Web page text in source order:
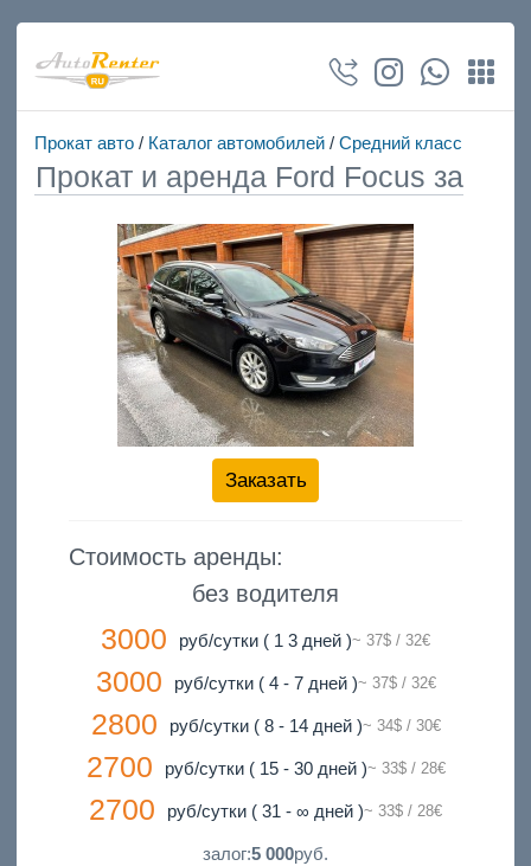
Прокат авто/ Каталог автомобилей/ Средний класс
Прокат и аренда Ford Focus за
Заказать
Стоимость аренды:
без водителя
3000 руб/сутки ( 1 3 дней )~ 37$ / 32€
3000 руб/сутки ( 4 - 7 дней )~ 37$ / 32€
2800 руб/сутки ( 8 - 14 дней )~ 34$ / 30€
2700 руб/сутки ( 15 - 30 дней )~ 33$ / 28€
2700 руб/сутки ( 31 - ∞ дней )~ 33$ / 28€
залог:5 000руб.